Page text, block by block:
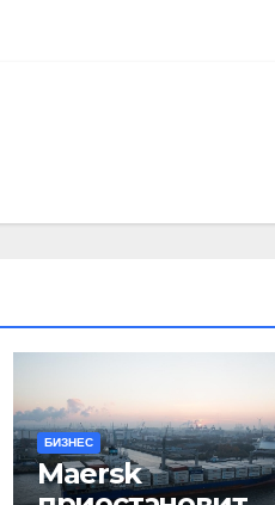
БИЗНЕС
Maersk